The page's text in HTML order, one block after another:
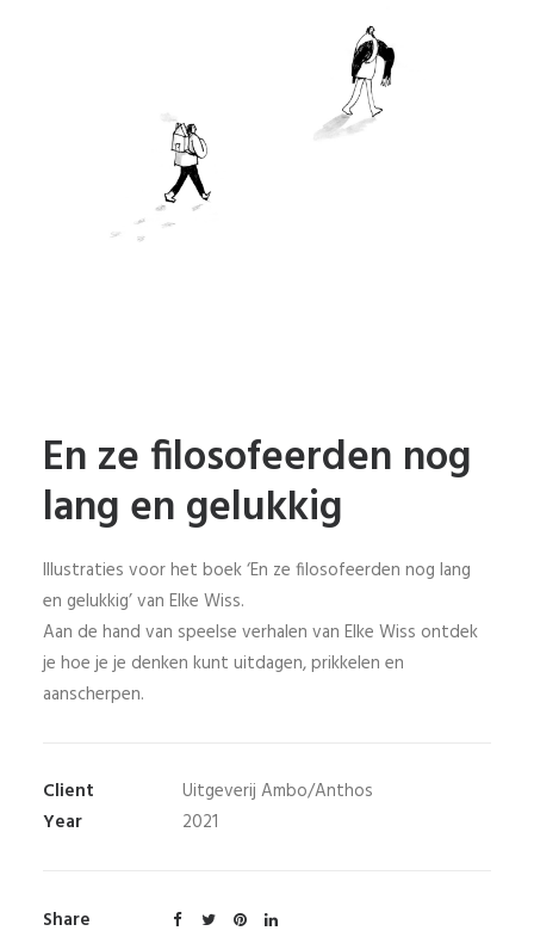
En ze filosofeerden nog
lang en gelukkig
Illustraties voor het boek ‘En ze filosofeerden nog lang
en gelukkig’ van Elke Wiss.
Aan de hand van speelse verhalen van Elke Wiss ontdek
je hoe je je denken kunt uitdagen, prikkelen en
aanscherpen.
Client
Uitgeverij Ambo/Anthos
Year
2021
Share